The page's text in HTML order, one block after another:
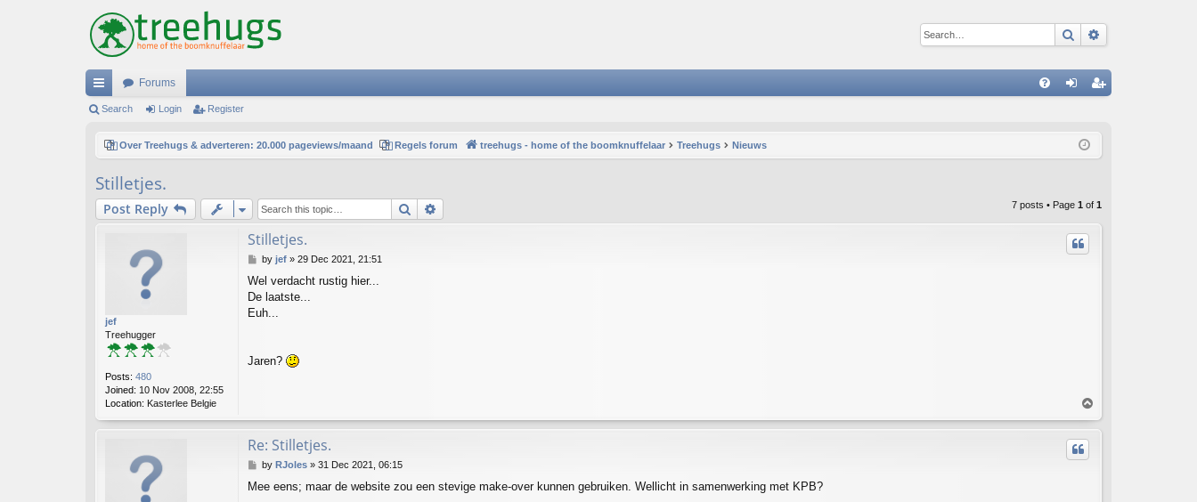
Search
ui
ks
Forums
ist
Search Login Register
Over Treehugs & adverteren: 20.000 pageviews/maand Regels forum treehugs - home of the boomknuffelaar Treehugs Nieuws
Stilletjes.
Post Reply Search 7 posts • Page 1 of 1
jef
Treehugger
Posts: 480
Joined: 10 Nov 2008, 22:55
Location: Kasterlee Belgie
Stilletjes.
P
s
t
by jef» 29 Dec 2021, 21:51
Wel verdacht rustig hier...
De laatste...
Euh...
Jaren?
o
p
Re: Stilletjes.
P
s
by RJoles» 31 Dec 2021, 06:15
Mee eens; maar de website zou een stevige make-over kunnen gebruiken. Wellicht in samenwerking met KPB?